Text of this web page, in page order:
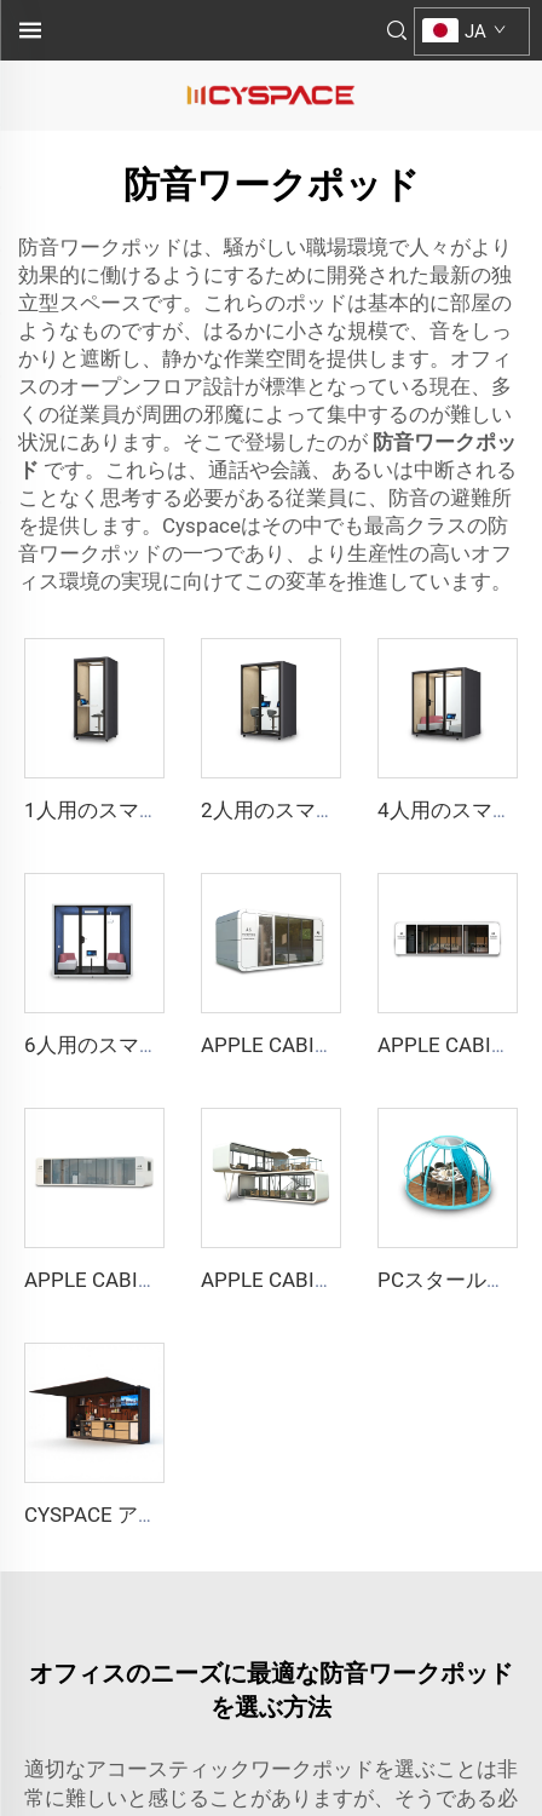
JA
防音ワークポッド
防音ワークポッドは、騒がしい職場環境で人々がより
効果的に働けるようにするために開発された最新の独
立型スペースです。これらのポッドは基本的に部屋の
ようなものですが、はるかに小さな規模で、音をしっ
かりと遮断し、静かな作業空間を提供します。オフィ
スのオープンフロア設計が標準となっている現在、多
くの従業員が周囲の邪魔によって集中するのが難しい
状況にあります。そこで登場したのが 防音ワークポッ
ド です。これらは、通話や会議、あるいは中断される
ことなく思考する必要がある従業員に、防音の避難所
を提供します。Cyspaceはその中でも最高クラスの防
音ワークポッドの一つであり、より生産性の高いオフ
ィス環境の実現に向けてこの変革を推進しています。
1人用のスマートで防音性の高いブース - Cyspace Y PROシリーズ 2人用のスマートで防音性の高いブース - Cyspace Y PROシリーズ 4人用のスマートで防音ブース - Cyspace Y PROシリーズ
6人用のスマートで防音性の高いブース - Cyspace Y PROシリーズ APPLE CABIN CAPSULE HOUSE -Cyspace A6シリーズ APPLE CABIN CAPSULE HOUSE -Cyspace A9シリーズ
APPLE CABIN CAPSULE HOUSE -Cyspace A12シリーズ APPLE CABIN CAPSULE HOUSE -Cyspace二階建てシリーズ PCスタールームカプセルハウス
CYSPACE アウトドアキッチン
オフィスのニーズに最適な防音ワークポッド
を選ぶ方法
適切なアコースティックワークポッドを選ぶことは非
常に難しいと感じることがありますが、そうである必